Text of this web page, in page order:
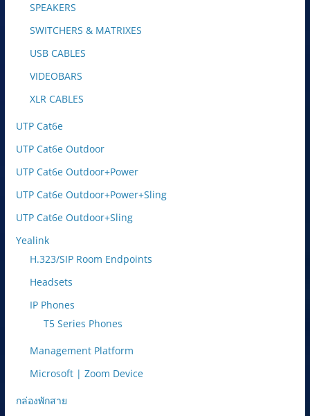
SPEAKERS
SWITCHERS & MATRIXES
USB CABLES
VIDEOBARS
XLR CABLES
UTP Cat6e
UTP Cat6e Outdoor
UTP Cat6e Outdoor+Power
UTP Cat6e Outdoor+Power+Sling
UTP Cat6e Outdoor+Sling
Yealink
H.323/SIP Room Endpoints
Headsets
IP Phones
T5 Series Phones
Management Platform
Microsoft | Zoom Device
กล่องพักสาย